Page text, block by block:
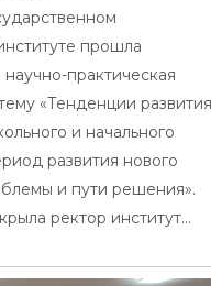
прошла
практическая
«Тенденции развития
и начального
развития нового
и пути решения».
ректор институт...